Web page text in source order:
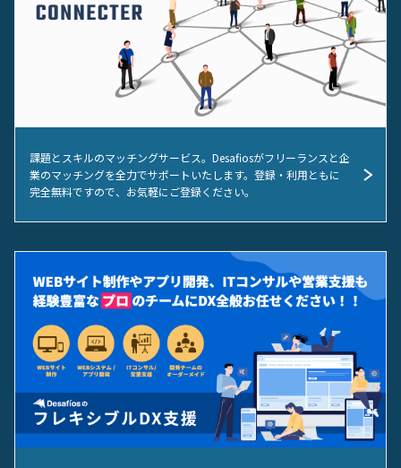
課題とスキルのマッチングサービス。Desafiosがフリーランスと企
業のマッチングを全力でサポートいたします。登録・利用ともに
完全無料ですので、お気軽にご登録ください。